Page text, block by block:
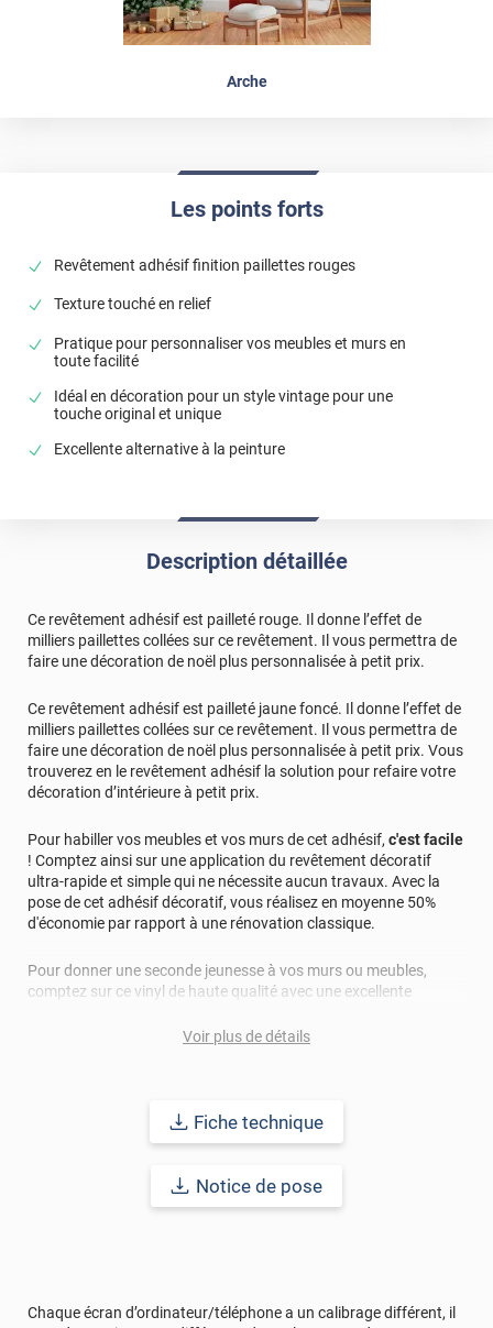
Arche
Les points forts
Revêtement adhésif finition paillettes rouges
Texture touché en relief
Pratique pour personnaliser vos meubles et murs en
toute facilité
Idéal en décoration pour un style vintage pour une
touche original et unique
Excellente alternative à la peinture
Description détaillée
Ce revêtement adhésif est pailleté rouge. Il donne l’effet de
milliers paillettes collées sur ce revêtement. Il vous permettra de
faire une décoration de noël plus personnalisée à petit prix.
Ce revêtement adhésif est pailleté jaune foncé. Il donne l’effet de
milliers paillettes collées sur ce revêtement. Il vous permettra de
faire une décoration de noël plus personnalisée à petit prix. Vous
trouverez en le revêtement adhésif la solution pour refaire votre
décoration d’intérieure à petit prix.
Pour habiller vos meubles et vos murs de cet adhésif, c'est facile
! Comptez ainsi sur une application du revêtement décoratif
ultra-rapide et simple qui ne nécessite aucun travaux. Avec la
pose de cet adhésif décoratif, vous réalisez en moyenne 50%
d'économie par rapport à une rénovation classique.
Pour donner une seconde jeunesse à vos murs ou meubles,
comptez sur ce vinyl de haute qualité avec une excellente
Grâce à son épaisseur, cet adhésif masque également les petites
: 10 ans en pose intérieur (anti craquèlement,
écaillage, délamination et jaunissement)
Afin de vous rendre compte de la qualité et de son rendu
véritable, nous vous conseillons de faire une demande
Voir plus de détails
Fiche technique
Notice de pose
Chaque écran d’ordinateur/téléphone a un calibrage différent, il